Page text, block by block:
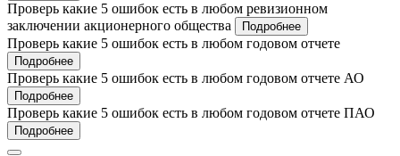
Проверь какие 5 ошибок есть в любом ревизионном
заключении акционерного общества
Подробнее
Проверь какие 5 ошибок есть в любом годовом отчете
Подробнее
Проверь какие 5 ошибок есть в любом годовом отчете АО
Подробнее
Проверь какие 5 ошибок есть в любом годовом отчете ПАО
Подробнее